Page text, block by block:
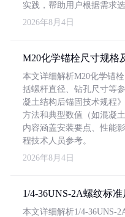
实践，帮助用户根据需求
2026年8月4日
M20化学锚栓尺寸规格
本文详细解析M20化学锚
括螺杆直径、钻孔尺寸等
凝土结构后锚固技术规程
方法和典型数值（如混凝
内容涵盖安装要点、性能
程技术人员参考。
2026年8月4日
1/4-36UNS-2A螺纹标
本文详细解析1/4-36UNS-